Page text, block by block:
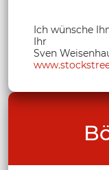
Ich wünsche
Ihr
Sven